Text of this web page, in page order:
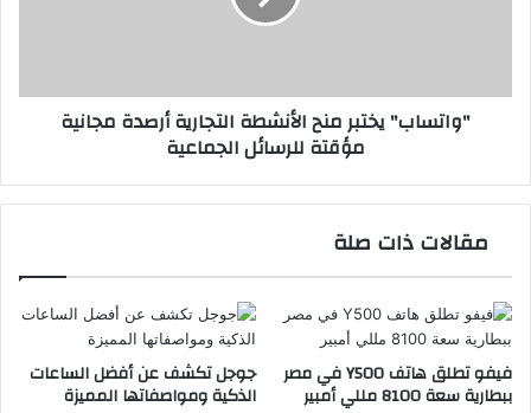
للرسائل
الجماعية"واتساب" يختبر منح الأنشطة التجارية أرصدة مجانية
مؤقتة للرسائل الجماعية
مقالات ذات صلة
جوجل تكشف عن أفضل الساعات
الذكية ومواصفاتها المميزة
فيفو تطلق هاتف Y500 في مصر
ببطارية سعة 8100 مللي أمبير